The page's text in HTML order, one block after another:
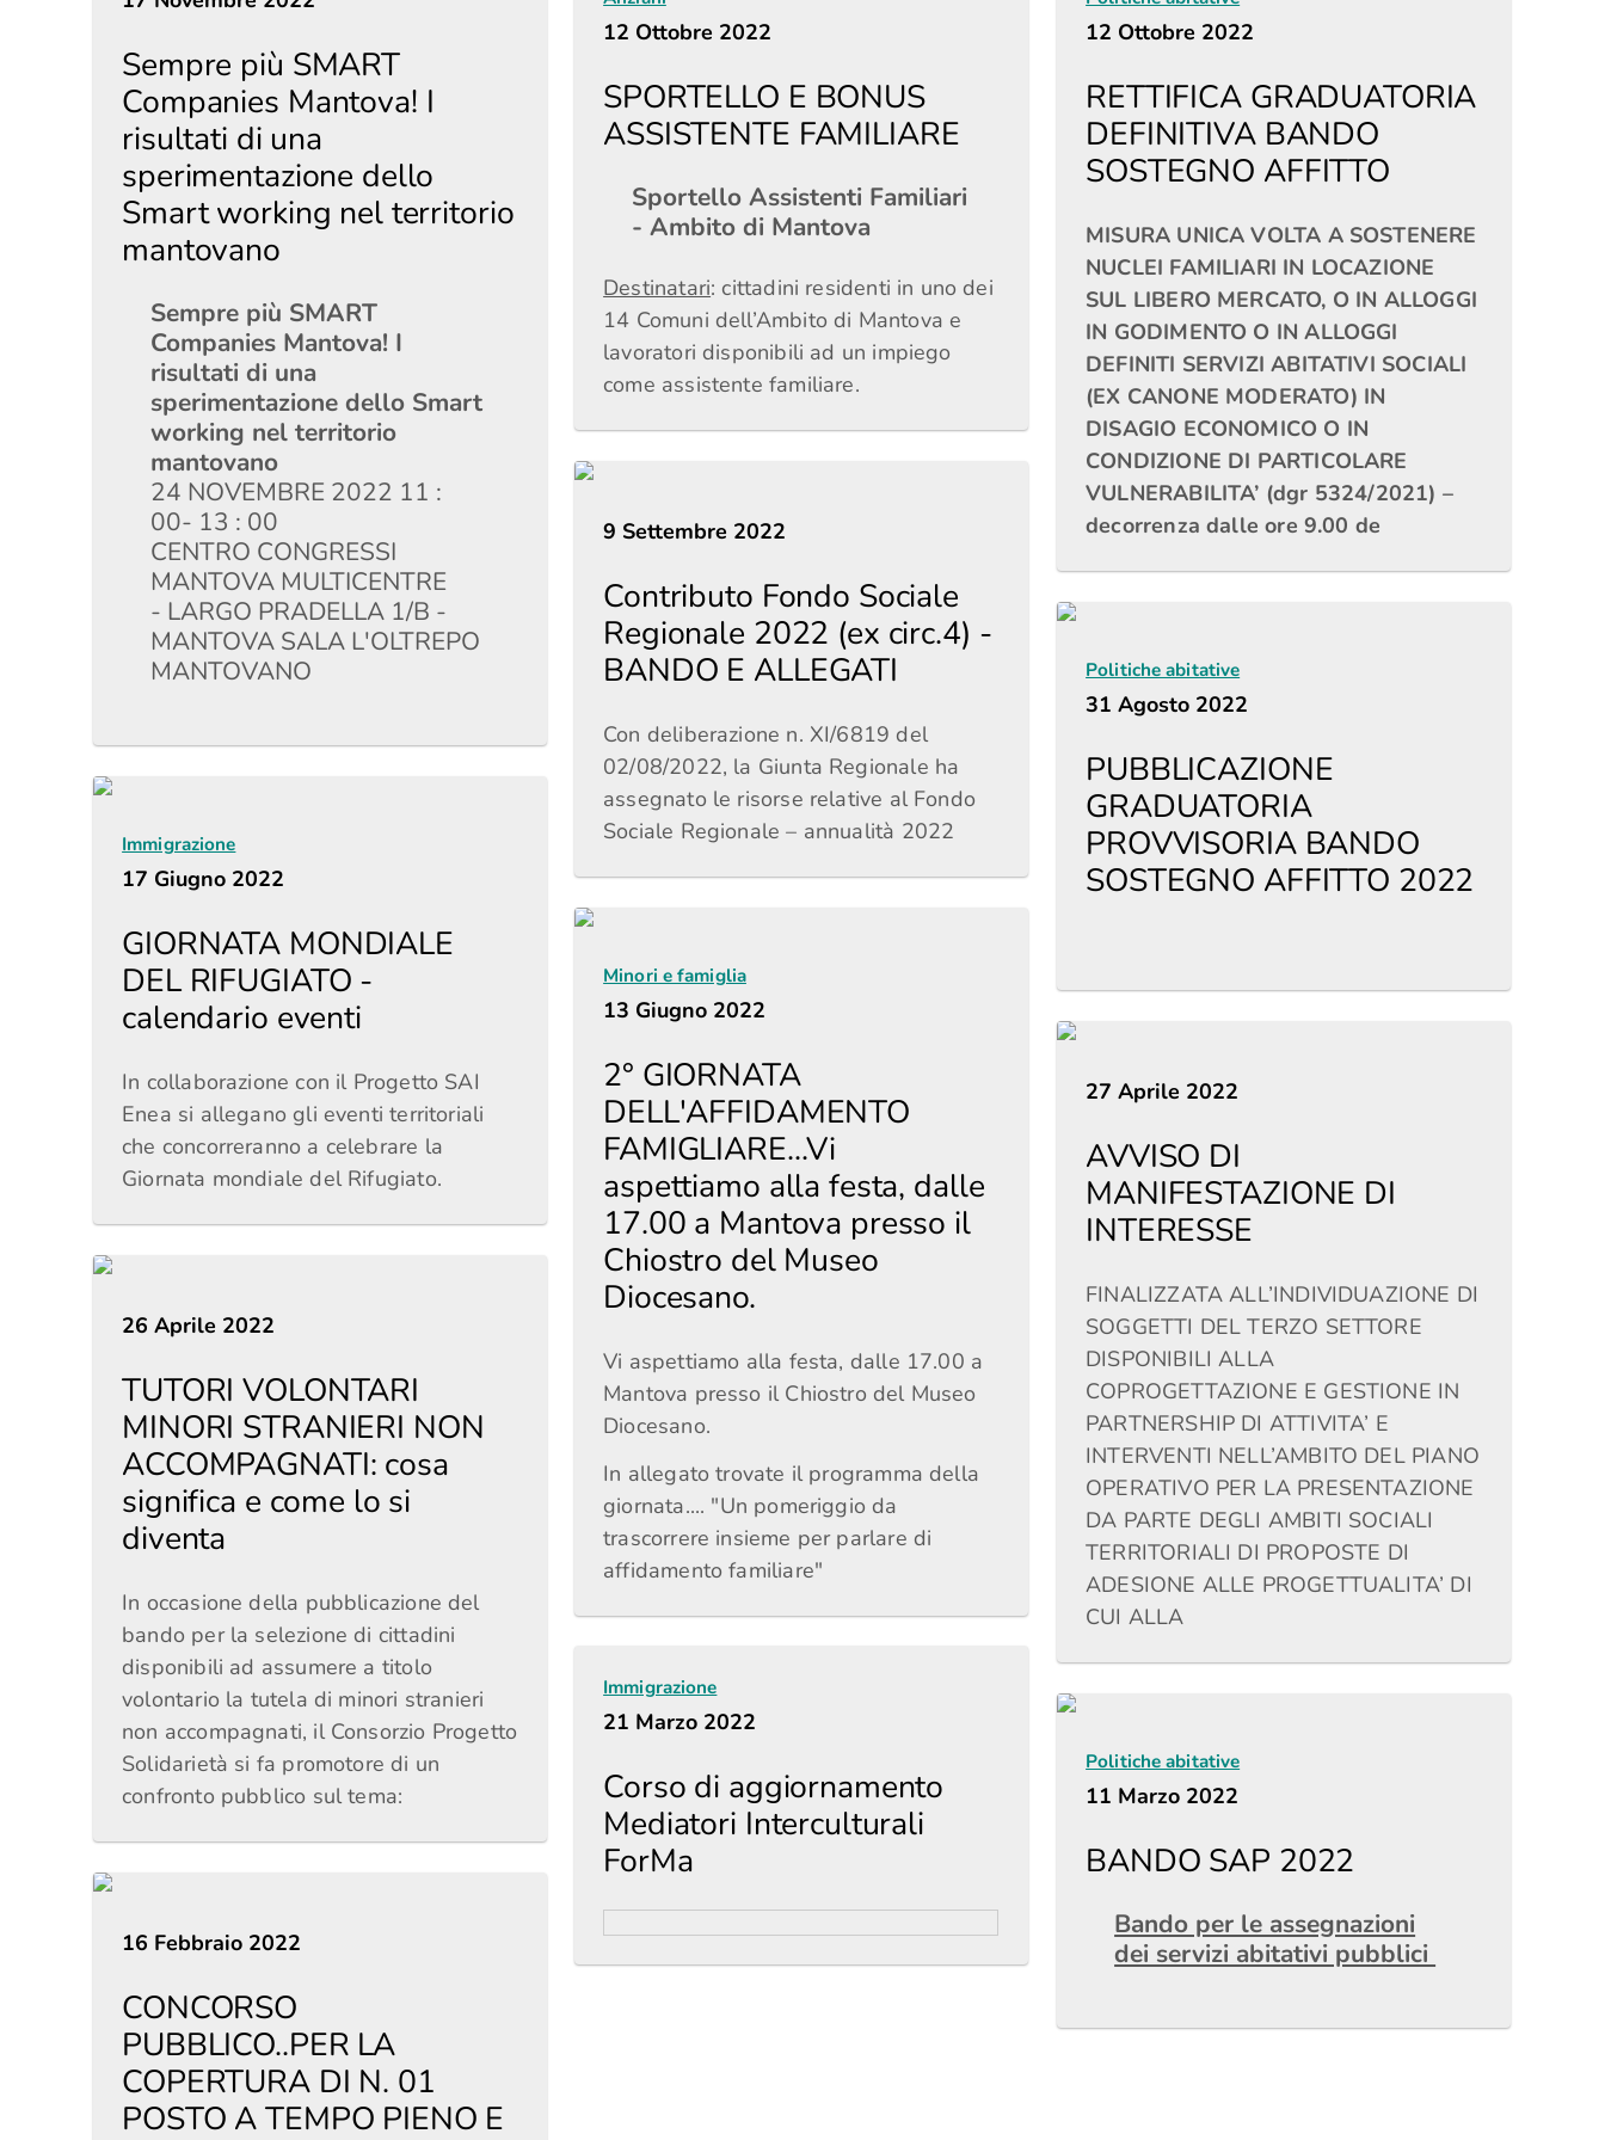
Sempre più SMART
Companies Mantova! I
risultati di una
sperimentazione dello
Smart working nel territorio
mantovano
Sempre più SMART
Companies Mantova! I
risultati di una
sperimentazione dello Smart
working nel territorio
mantovano
24 NOVEMBRE 2022 11 :
00- 13 : 00
CENTRO CONGRESSI
MANTOVA MULTICENTRE
- LARGO PRADELLA 1/B -
MANTOVA SALA L'OLTREPO
MANTOVANO
12 Ottobre 2022
SPORTELLO E BONUS
ASSISTENTE FAMILIARE
Sportello Assistenti Familiari
- Ambito di Mantova
Destinatari: cittadini residenti in uno dei
14 Comuni dell’Ambito di Mantova e
lavoratori disponibili ad un impiego
come assistente familiare.
12 Ottobre 2022
RETTIFICA GRADUATORIA
DEFINITIVA BANDO
SOSTEGNO AFFITTO
MISURA UNICA VOLTA A SOSTENERE
NUCLEI FAMILIARI IN LOCAZIONE
SUL LIBERO MERCATO, O IN ALLOGGI
IN GODIMENTO O IN ALLOGGI
DEFINITI SERVIZI ABITATIVI SOCIALI
(EX CANONE MODERATO) IN
DISAGIO ECONOMICO O IN
CONDIZIONE DI PARTICOLARE
VULNERABILITA’ (dgr 5324/2021) –
decorrenza dalle ore 9.00 de
9 Settembre 2022
Contributo Fondo Sociale
Regionale 2022 (ex circ.4) -
BANDO E ALLEGATI
Con deliberazione n. XI/6819 del
02/08/2022, la Giunta Regionale ha
assegnato le risorse relative al Fondo
Sociale Regionale – annualità 2022
Politiche abitative
31 Agosto 2022
PUBBLICAZIONE
GRADUATORIA
PROVVISORIA BANDO
SOSTEGNO AFFITTO 2022
Immigrazione
17 Giugno 2022
GIORNATA MONDIALE
DEL RIFUGIATO -
calendario eventi
In collaborazione con il Progetto SAI
Enea si allegano gli eventi territoriali
che concorreranno a celebrare la
Giornata mondiale del Rifugiato.
Minori e famiglia
13 Giugno 2022
2° GIORNATA
DELL'AFFIDAMENTO
FAMIGLIARE...Vi
aspettiamo alla festa, dalle
17.00 a Mantova presso il
Chiostro del Museo
Diocesano.
Vi aspettiamo alla festa, dalle 17.00 a
Mantova presso il Chiostro del Museo
Diocesano.
In allegato trovate il programma della
giornata.... "Un pomeriggio da
trascorrere insieme per parlare di
affidamento familiare"
27 Aprile 2022
AVVISO DI
MANIFESTAZIONE DI
INTERESSE
FINALIZZATA ALL’INDIVIDUAZIONE DI
SOGGETTI DEL TERZO SETTORE
DISPONIBILI ALLA
COPROGETTAZIONE E GESTIONE IN
PARTNERSHIP DI ATTIVITA’ E
INTERVENTI NELL’AMBITO DEL PIANO
OPERATIVO PER LA PRESENTAZIONE
DA PARTE DEGLI AMBITI SOCIALI
TERRITORIALI DI PROPOSTE DI
ADESIONE ALLE PROGETTUALITA’ DI
CUI ALLA
26 Aprile 2022
TUTORI VOLONTARI
MINORI STRANIERI NON
ACCOMPAGNATI: cosa
significa e come lo si
diventa
In occasione della pubblicazione del
bando per la selezione di cittadini
disponibili ad assumere a titolo
volontario la tutela di minori stranieri
non accompagnati, il Consorzio Progetto
Solidarietà si fa promotore di un
confronto pubblico sul tema:
Immigrazione
21 Marzo 2022
Corso di aggiornamento
Mediatori Interculturali
ForMa
Politiche abitative
11 Marzo 2022
BANDO SAP 2022
Bando per le assegnazioni
dei servizi abitativi pubblici
16 Febbraio 2022
CONCORSO
PUBBLICO..PER LA
COPERTURA DI N. 01
POSTO A TEMPO PIENO E